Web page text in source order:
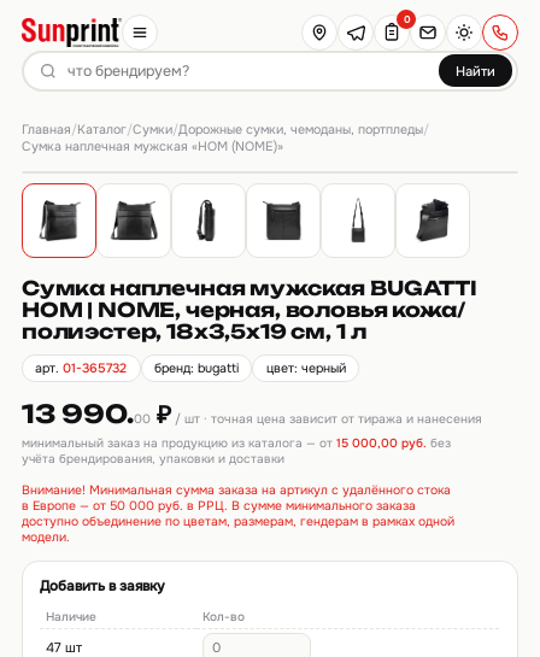
Найти
0
Главная/Каталог/Сумки/Дорожные сумки, чемоданы, портпледы/
Сумка наплечная мужская «НОМ (NOME)»
Сумка наплечная мужская BUGATTI
НОМ | NOME, черная, воловья кожа/
полиэстер, 18х3,5х19 см, 1 л
арт.01-365732 бренд: bugatti цвет: черный
13 990.00₽/ шт · точная цена зависит от тиража и нанесения
минимальный заказ на продукцию из каталога — от 15 000,00 руб. без
учёта брендирования, упаковки и доставки
Внимание! Минимальная сумма заказа на артикул с удалённого стока
в Европе — от 50 000 руб. в РРЦ. В сумме минимального заказа
доступно объединение по цветам, размерам, гендерам в рамках одной
модели.
Добавить в заявку
Наличие Кол-во
47 шт